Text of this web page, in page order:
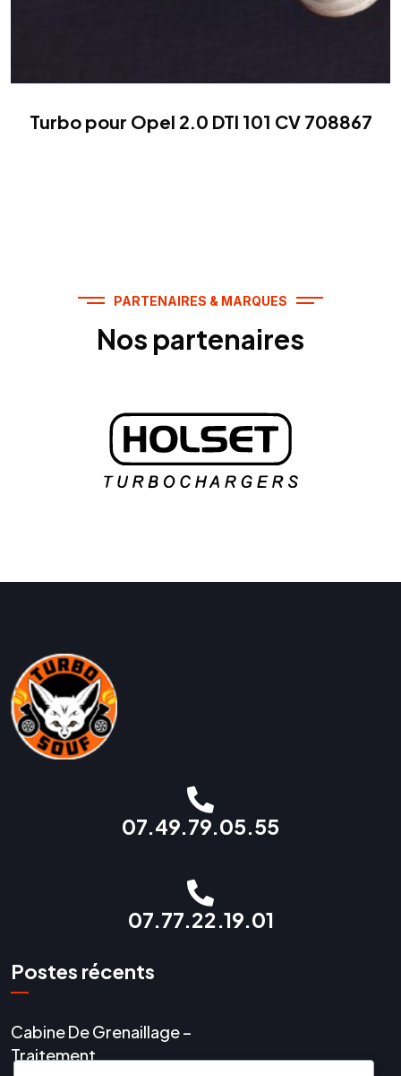
Turbo pour Opel 2.0 DTI 101 CV 708867
PARTENAIRES & MARQUES
Nos partenaires
07.49.79.05.55
07.77.22.19.01
Postes récents
Cabine De Grenaillage –
Traitement